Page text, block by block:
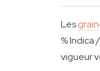
Les
% Indica
vigueur